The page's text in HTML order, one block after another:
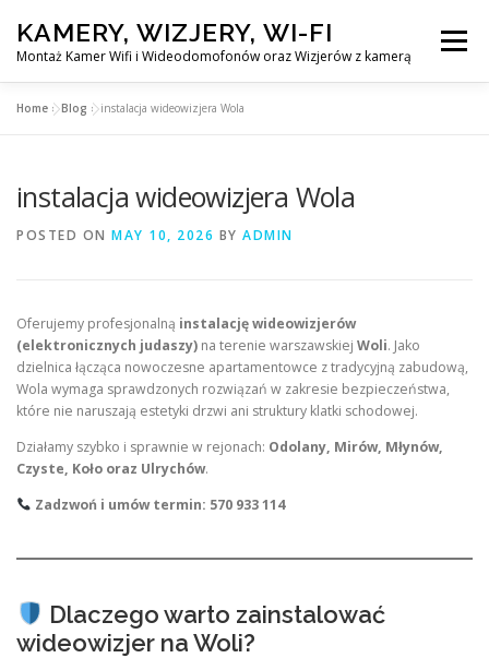
content
KAMERY, WIZJERY, WI-FI
Montaż Kamer Wifi i Wideodomofonów oraz Wizjerów z kamerą
Menu
MONTAŻ WIDEDOMOFONÓW
KONTAKT
EN
Home »Blog »instalacja wideowizjera Wola
instalacja wideowizjera Wola
POSTED ON MAY 10, 2026 BY ADMIN
Oferujemy profesjonalną instalację wideowizjerów
(elektronicznych judaszy) na terenie warszawskiej Woli. Jako
dzielnica łącząca nowoczesne apartamentowce z tradycyjną zabudową,
Wola wymaga sprawdzonych rozwiązań w zakresie bezpieczeństwa,
które nie naruszają estetyki drzwi ani struktury klatki schodowej.
Działamy szybko i sprawnie w rejonach: Odolany, Mirów, Młynów,
Czyste, Koło oraz Ulrychów.
Zadzwoń i umów termin: 570 933 114
Dlaczego warto zainstalować
wideowizjer na Woli?